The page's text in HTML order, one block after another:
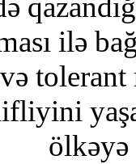
ilə
tolerant